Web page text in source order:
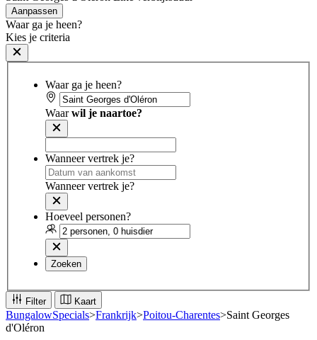
Aanpassen
Waar ga je heen?
Kies je criteria
Waar ga je heen?
Waarwil je naartoe?
Wanneer vertrek je?
Wanneer vertrek je?
Hoeveel personen?
Zoeken
Filter Kaart
BungalowSpecials>Frankrijk>Poitou-Charentes>Saint Georges
d'Oléron